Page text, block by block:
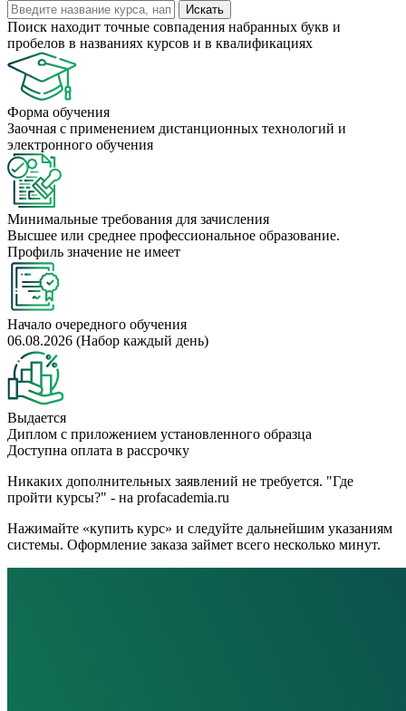
Искать
Поиск находит точные совпадения набранных букв и
пробелов в названиях курсов и в квалификациях
Форма обучения
Заочная с применением дистанционных технологий и
электронного обучения
Минимальные требования для зачисления
Высшее или среднее профессиональное образование.
Профиль значение не имеет
Начало очередного обучения
06.08.2026 (Набор каждый день)
Выдается
Диплом с приложением установленного образца
Доступна оплата в рассрочку
Никаких дополнительных заявлений не требуется. "Где
пройти курсы?" - на profacademia.ru
Нажимайте «купить курс» и следуйте дальнейшим указаниям
системы. Оформление заказа займет всего несколько минут.